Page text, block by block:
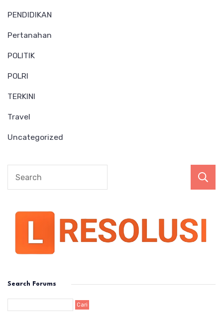
PENDIDIKAN
Pertanahan
POLITIK
POLRI
TERKINI
Travel
Uncategorized
Search Forums